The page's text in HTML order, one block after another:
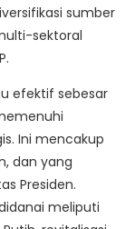
sumber
sektoral
efektif sebesar
Ini mencakup
dan yang
Presiden.
meliputi